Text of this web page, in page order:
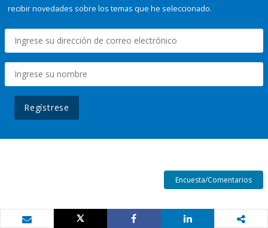
recibir novedades sobre los temas que he seleccionado.
Regístrese
Encuesta/Comentarios